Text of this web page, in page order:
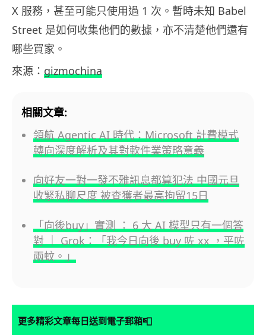
X 服務，甚至可能只使用過 1 次。暫時未知 Babel
Street 是如何收集他們的數據，亦不清楚他們還有
哪些買家。
來源： gizmochina
相關文章:
領航 Agentic AI 時代：Microsoft 計費模式
轉向深度解析及其對軟件業策略意義
向好友一對一發不雅訊息都算犯法 中國元旦
收緊私聊尺度 被查獲者最高拘留15日
「向後buy」實測 ： 6 大 AI 模型只有一個答
對 ｜ Grok：「我今日向後 buy 咗 xx ，平咗
兩蚊。」
更多精彩文章每日送到電子郵箱📮